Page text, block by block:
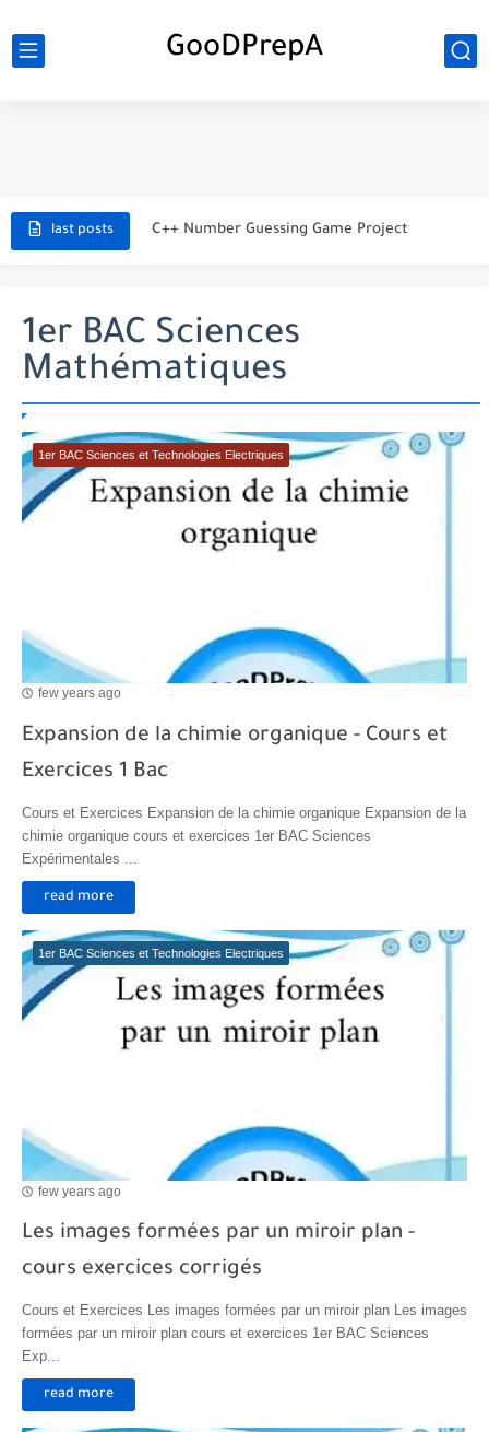
GooDPrepA
last posts C++ Number Guessing Game Project
C++ Simple Text Editor Project
La Communication Oral en PDF
366 jours pour mieux vous exprimer en français en PDF
Chute libre verticale d’un solide
1er BAC Sciences
Mathématiques
1er BAC Sciences et Technologies Electriques
few years ago
Expansion de la chimie organique - Cours et
Exercices 1 Bac
Cours et Exercices Expansion de la chimie organique Expansion de la
chimie organique cours et exercices 1er BAC Sciences
Expérimentales ...
read more
1er BAC Sciences et Technologies Electriques
few years ago
Les images formées par un miroir plan -
cours exercices corrigés
Cours et Exercices Les images formées par un miroir plan Les images
formées par un miroir plan cours et exercices 1er BAC Sciences
Exp...
read more